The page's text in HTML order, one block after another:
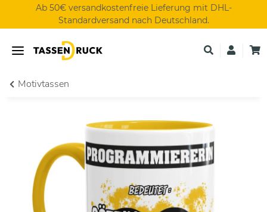
Ab 50€ versandkostenfreie Lieferung mit DHL-
Standardversand nach Deutschland.
Motivtassen